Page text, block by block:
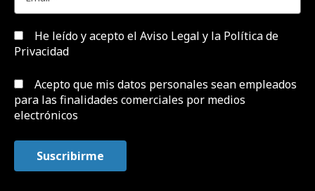
He leído y acepto el Aviso Legal y la Política de
Privacidad
Acepto que mis datos personales sean empleados
para las finalidades comerciales por medios
electrónicos